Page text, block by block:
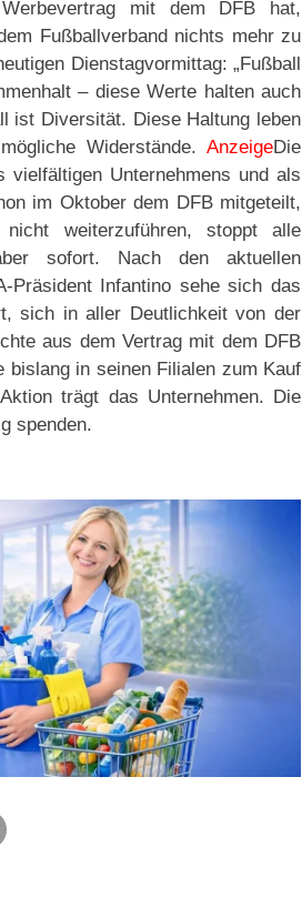
mit dem DFB hat,
Fußballverband nichts mehr zu
Dienstagvormittag: „Fußball
– diese Werte halten auch
ist Diversität. Diese Haltung leben
Widerstände. AnzeigeDie
Unternehmens und als
im Oktober dem DFB mitgeteilt,
weiterzuführen, stoppt alle
sofort. Nach den aktuellen
Präsident Infantino sehe sich das
sich in aller Deutlichkeit von der
aus dem Vertrag mit dem DFB
bislang in seinen Filialen zum Kauf
trägt das Unternehmen. Die
spenden.